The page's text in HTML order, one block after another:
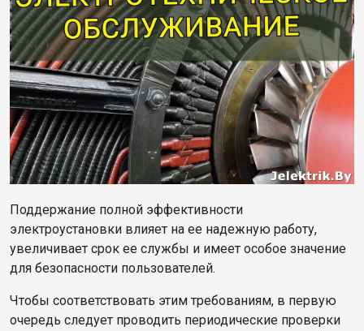
Поддержание полной эффективности
электроустановки влияет на ее надежную работу,
увеличивает срок ее службы и имеет особое значение
для безопасности пользователей.
Чтобы соответствовать этим требованиям, в первую
очередь следует проводить периодические проверки